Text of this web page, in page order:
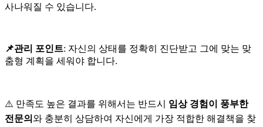
사나워질 수 있습니다.
📌관리 포인트: 자신의 상태를 정확히 진단받고 그에 맞는 맞
춤형 계획을 세워야 합니다.
⚠️ 만족도 높은 결과를 위해서는 반드시 임상 경험이 풍부한
전문의 와 충분히 상담하여 자신에게 가장 적합한 해결책을 찾